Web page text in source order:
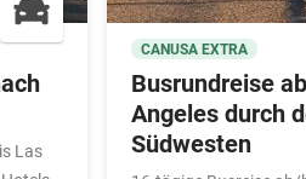
Las
CANUSA EXTRA
Busrundreise
Angeles durch
Südwesten